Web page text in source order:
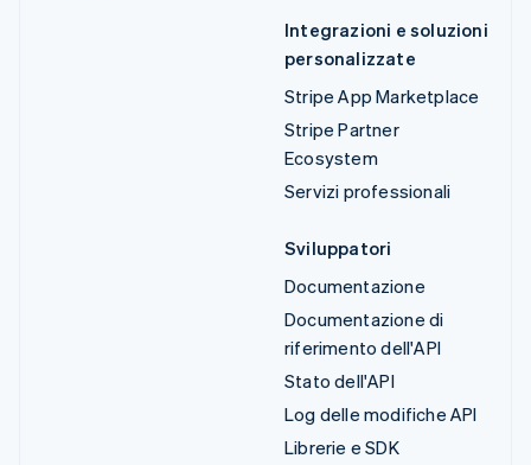
Integrazioni e soluzioni
personalizzate
Stripe App Marketplace
Stripe Partner
Ecosystem
Servizi professionali
Sviluppatori
Documentazione
Documentazione di
riferimento dell'API
Stato dell'API
Log delle modifiche API
Librerie e SDK